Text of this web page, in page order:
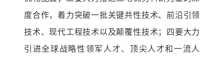
度合作，着力突破一批关键共性技术、前沿引领
技术、现代工程技术以及颠覆性技术；四要大力
引进全球战略性领军人才、顶尖人才和一流人